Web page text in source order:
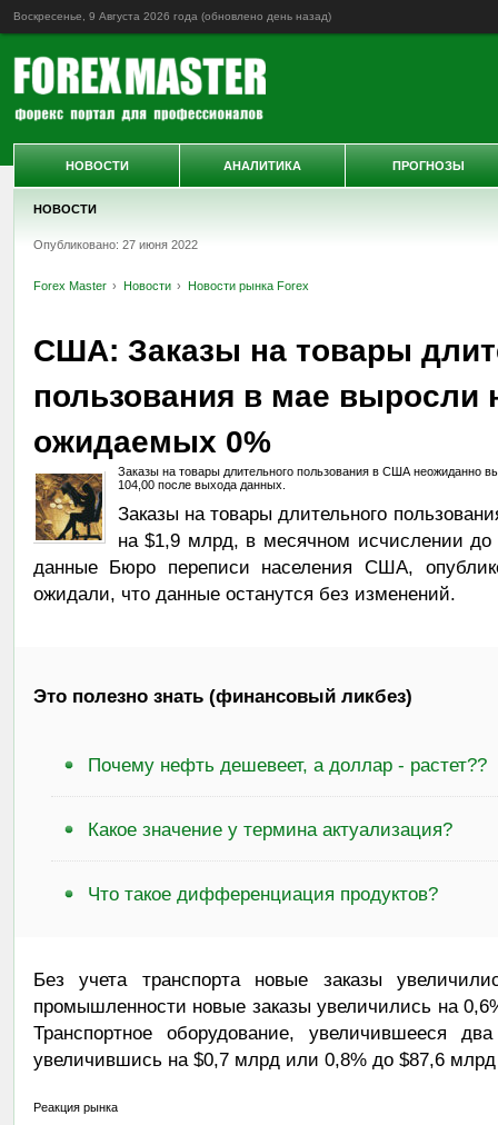
Воскресенье, 9 Августа 2026 года (обновлено день назад)
НОВОСТИ
Опубликовано: 27 июня 2022
Forex Master Новости Новости рынка Forex
США: Заказы на товары
пользования в мае выросли
ожидаемых 0%
Заказы на товары длительного пользования в США неожиданно
104,00 после выхода данных.
Заказы на товары длительного
на $1,9 млрд, в месячном исчислении
данные Бюро переписи населения США,
ожидали, что данные останутся без изменений.
Это полезно знать (финансовый ликбез)
Почему нефть дешевеет, а доллар - растет??
Какое значение у термина актуализация?
Что такое дифференциация продуктов?
Без учета транспорта новые заказы
промышленности новые заказы увеличились на
Транспортное оборудование, увеличившееся
увеличившись на $0,7 млрд или 0,8% до $87,6
Реакция рынка
НОВОСТИ АНАЛИТИКА ПРОГНОЗЫ